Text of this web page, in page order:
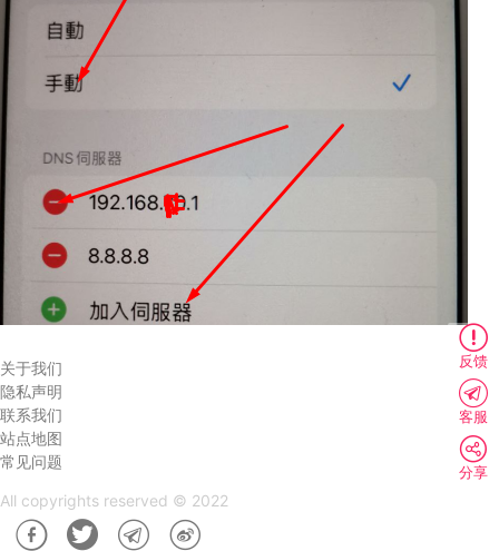
反馈
客服
分享
关于我们
隐私声明
联系我们
站点地图
常见问题
All copyrights reserved © 2022